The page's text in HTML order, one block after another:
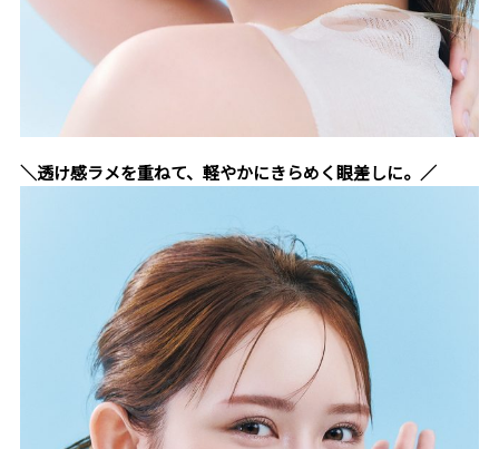
＼透け感ラメを重ねて、軽やかにきらめく眼差しに。／